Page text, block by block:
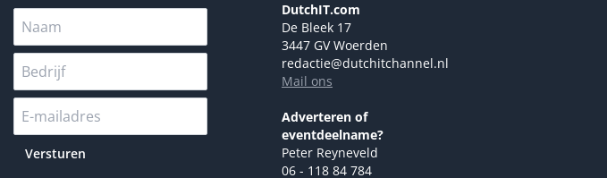
Versturen
DutchIT.com
De Bleek 17
3447 GV Woerden
redactie@dutchitchannel.nl
Mail ons
Adverteren of
eventdeelname?
Peter Reyneveld
06 - 118 84 784